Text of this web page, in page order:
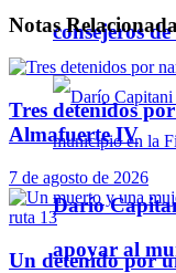
consejeros
Darío
apoyar al
Notas
Tres detenidos
Almafuerte IV
7 de agosto de 2026
Un detenido por